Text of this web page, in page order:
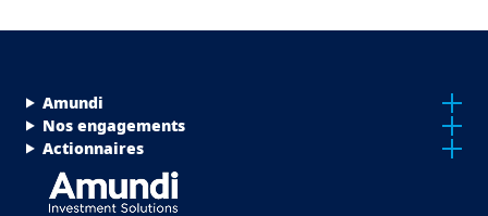
Menu Footer Top
Amundi
Nos engagements
Actionnaires